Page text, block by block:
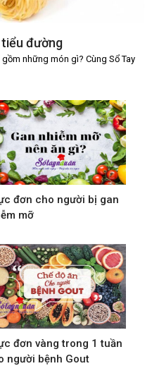
đường
những món gì? Cùng Sổ Tay
đơn cho người bị gan
mỡ
đơn vàng trong 1 tuần
người bệnh Gout